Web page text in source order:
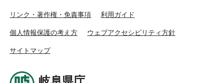
リンク・著作権・免責事項 利用ガイド
個人情報保護の考え方 ウェブアクセシビリティ方針
サイトマップ